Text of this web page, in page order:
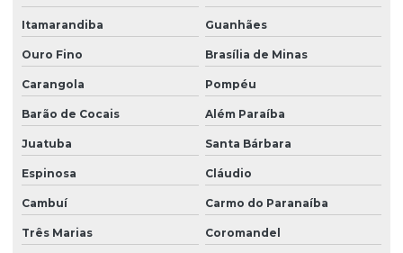
Venda de peças para pontes rolantes
Venda de talha cabo de aço
Venda de talha elétrica
Venda de talha elétrica de grau alimentício
Venda de talha elétrica para usina hidrelétrica
Itamarandiba Guanhães
Ouro Fino Brasília de Minas
Carangola Pompéu
Barão de Cocais Além Paraíba
Juatuba Santa Bárbara
Espinosa Cláudio
Cambuí Carmo do Paranaíba
Três Marias Coromandel